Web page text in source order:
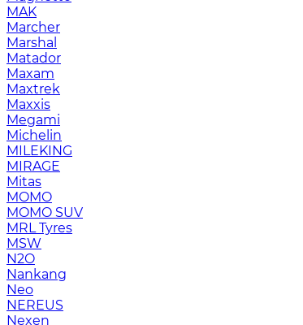
MAK
Marcher
Marshal
Matador
Maxam
Maxtrek
Maxxis
Megami
Michelin
MILEKING
MIRAGE
Mitas
MOMO
MOMO SUV
MRL Tyres
MSW
N2O
Nankang
Neo
NEREUS
Nexen